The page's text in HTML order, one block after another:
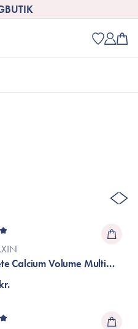
Calcium Volume Multi